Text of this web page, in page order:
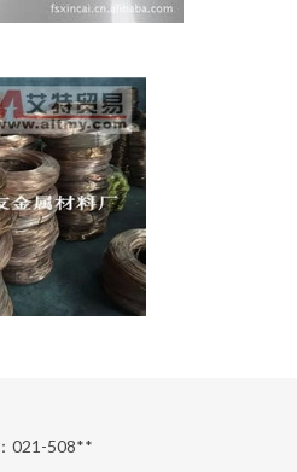
021-508**